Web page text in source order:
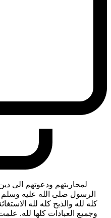
لمحاربتهم ودعوتهم الى
الرسول صلى الله عليه وسلم
كله لله والذبح كله لله
وجميع العبادات كلها لله.